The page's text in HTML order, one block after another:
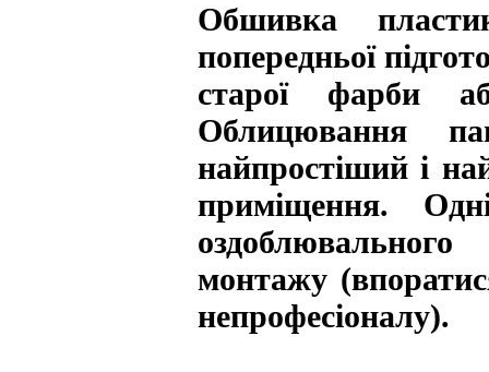
Обшивка
попередньої
старої фарби
Облицювання
найпростіший і
приміщення.
монтажу
непрофесіоналу).